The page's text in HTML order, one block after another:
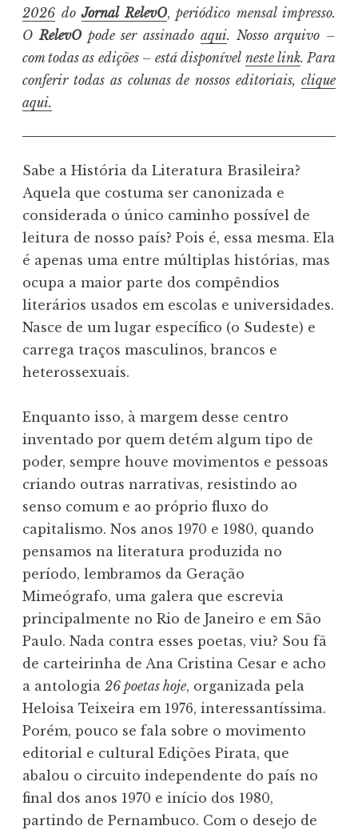
2026 do Jornal RelevO, periódico mensal impresso.
ORelevOpode ser assinado aqui. Nosso arquivo –
com todas as edições – está disponível neste link. Para
conferir todas as colunas de nossos editoriais, clique
aqui.
Sabe a História da Literatura Brasileira?
Aquela que costuma ser canonizada e
considerada o único caminho possível de
leitura de nosso país? Pois é, essa mesma. Ela
é apenas uma entre múltiplas histórias, mas
ocupa a maior parte dos compêndios
literários usados em escolas e universidades.
Nasce de um lugar específico (o Sudeste) e
carrega traços masculinos, brancos e
heterossexuais.
Enquanto isso, à margem desse centro
inventado por quem detém algum tipo de
poder, sempre houve movimentos e pessoas
criando outras narrativas, resistindo ao
senso comum e ao próprio fluxo do
capitalismo. Nos anos 1970 e 1980, quando
pensamos na literatura produzida no
período, lembramos da Geração
Mimeógrafo, uma galera que escrevia
principalmente no Rio de Janeiro e em São
Paulo. Nada contra esses poetas, viu? Sou fã
de carteirinha de Ana Cristina Cesar e acho
a antologia 26 poetas hoje, organizada pela
Heloisa Teixeira em 1976, interessantíssima.
Porém, pouco se fala sobre o movimento
editorial e cultural Edições Pirata, que
abalou o circuito independente do país no
final dos anos 1970 e início dos 1980,
partindo de Pernambuco. Com o desejo de